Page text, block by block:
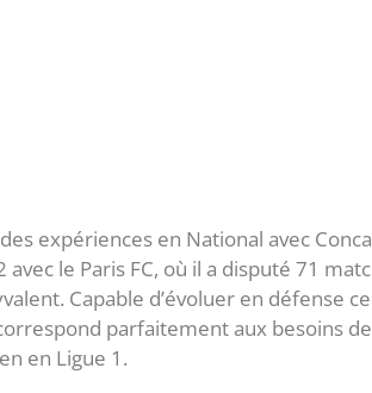
expériences en National avec
avec le Paris FC, où il a disputé 71
Capable d’évoluer en défense
parfaitement aux besoins
en Ligue 1.